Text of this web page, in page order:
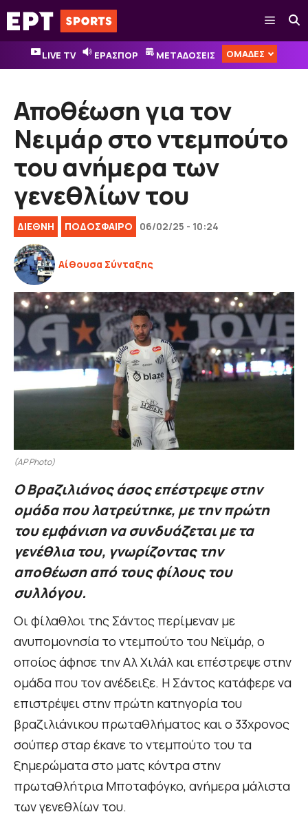
Μετάβαση
σε
περιεχόμενο
Μενού
LIVE TV ΕΡΑΣΠΟΡ ΜΕΤΑΔΟΣΕΙΣ ΟΜΑΔΕΣ
Αποθέωση για τον
Νειμάρ στο ντεμπούτο
του ανήμερα των
γενεθλίων του
ΔΙΕΘΝΉ ΠΟΔΟΣΦΑΙΡΟ 06/02/25 - 10:24
Αίθουσα Σύνταξης
(AP Photo)
Ο Βραζιλιάνος άσος επέστρεψε στην
ομάδα που λατρεύτηκε, με την πρώτη
του εμφάνιση να συνδυάζεται με τα
γενέθλια του, γνωρίζοντας την
αποθέωση από τους φίλους του
συλλόγου.
Οι φίλαθλοι της Σάντος περίμεναν με
ανυπομονησία το ντεμπούτο του Νεϊμάρ, ο
οποίος άφησε την Αλ Χιλάλ και επέστρεψε στην
ομάδα που τον ανέδειξε. Η Σάντος κατάφερε να
επιστρέψει στην πρώτη κατηγορία του
βραζιλιάνικου πρωταθλήματος και ο 33χρονος
σούπερ σταρ έκανε το ντεμπούτο του τα
ξημερώματα στο ματς κόντρα στην
πρωταθλήτρια Μποταφόγκο, ανήμερα μάλιστα
των γενεθλίων του.